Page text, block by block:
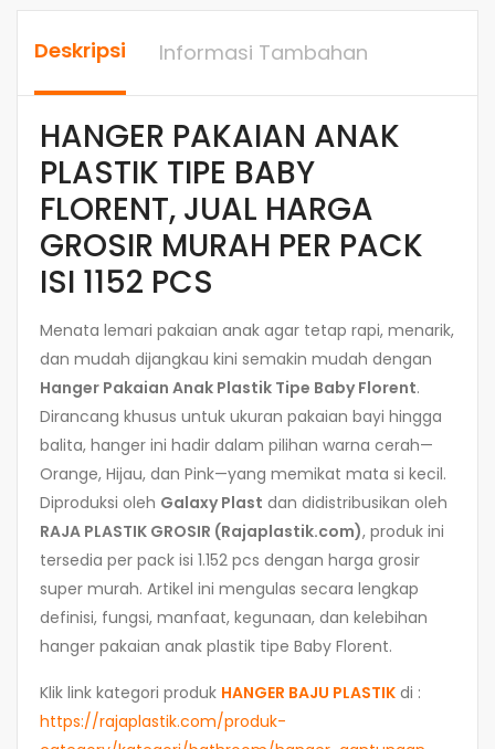
Deskripsi Informasi Tambahan
HANGER PAKAIAN ANAK
PLASTIK TIPE BABY
FLORENT, JUAL HARGA
GROSIR MURAH PER PACK
ISI 1152 PCS
Menata lemari pakaian anak agar tetap rapi, menarik,
dan mudah dijangkau kini semakin mudah dengan
Hanger Pakaian Anak Plastik Tipe Baby Florent.
Dirancang khusus untuk ukuran pakaian bayi hingga
balita, hanger ini hadir dalam pilihan warna cerah—
Orange, Hijau, dan Pink—yang memikat mata si kecil.
Diproduksi oleh Galaxy Plast dan didistribusikan oleh
RAJA PLASTIK GROSIR (Rajaplastik.com), produk ini
tersedia per pack isi 1.152 pcs dengan harga grosir
super murah. Artikel ini mengulas secara lengkap
definisi, fungsi, manfaat, kegunaan, dan kelebihan
hanger pakaian anak plastik tipe Baby Florent.
Klik link kategori produk HANGER BAJU PLASTIK di :
https://rajaplastik.com/produk-